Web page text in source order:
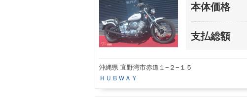
本体価格
支払総額
沖縄県 宜野湾市赤道１−２−１５
ＨＵＢＷＡＹ